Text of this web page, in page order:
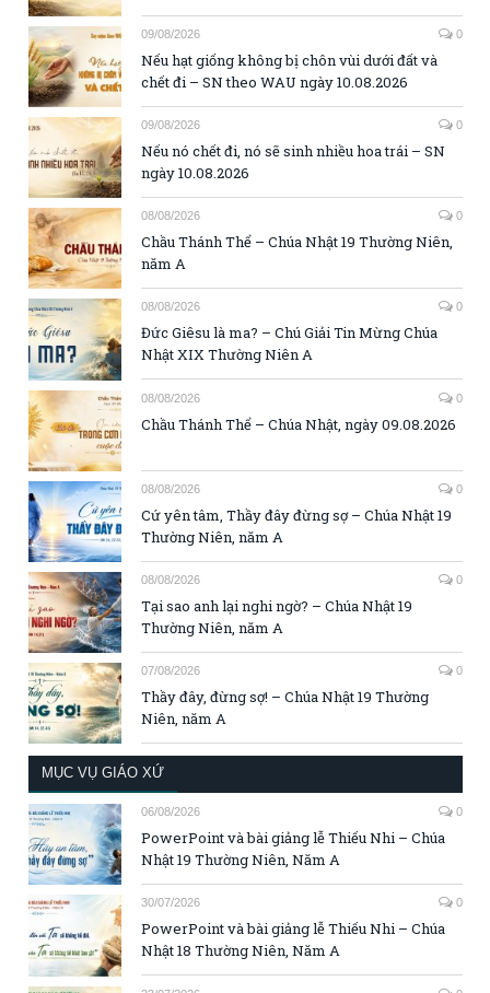
09/08/2026 0
Nếu hạt giống không bị chôn vùi dưới đất và
chết đi – SN theo WAU ngày 10.08.2026
09/08/2026 0
Nếu nó chết đi, nó sẽ sinh nhiều hoa trái – SN
ngày 10.08.2026
08/08/2026 0
Chầu Thánh Thể – Chúa Nhật 19 Thường Niên,
năm A
08/08/2026 0
Đức Giêsu là ma? – Chú Giải Tin Mừng Chúa
Nhật XIX Thường Niên A
08/08/2026 0
Chầu Thánh Thể – Chúa Nhật, ngày 09.08.2026
08/08/2026 0
Cứ yên tâm, Thầy đây đừng sợ – Chúa Nhật 19
Thường Niên, năm A
08/08/2026 0
Tại sao anh lại nghi ngờ? – Chúa Nhật 19
Thường Niên, năm A
07/08/2026 0
Thầy đây, đừng sợ! – Chúa Nhật 19 Thường
Niên, năm A
MỤC VỤ GIÁO XỨ
06/08/2026 0
PowerPoint và bài giảng lễ Thiếu Nhi – Chúa
Nhật 19 Thường Niên, Năm A
30/07/2026 0
PowerPoint và bài giảng lễ Thiếu Nhi – Chúa
Nhật 18 Thường Niên, Năm A